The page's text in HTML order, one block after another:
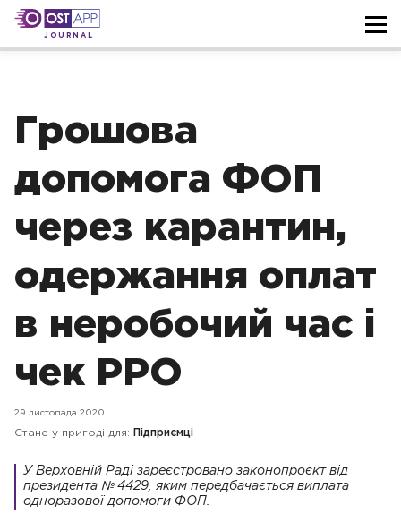
JOURNAL
Грошова
допомога ФОП
через карантин,
одержання оплат
в неробочий час і
чек РРО
29 листопада 2020
Стане у пригоді для: Підприємці
У Верховній Раді зареєстровано законопроєкт від
президента № 4429, яким передбачається виплата
одноразової допомоги ФОП.